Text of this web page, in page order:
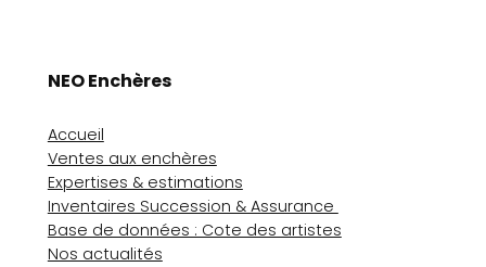
NEO Enchères
Accueil
Ventes aux enchères
Expertises & estimations
Inventaires Succession & Assurance
Base de données : Cote des artistes
Nos actualités